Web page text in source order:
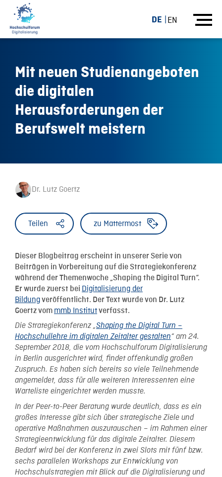
DE EN
Mit neuen Studienangeboten
die digitalen
Herausforderungen der
Berufswelt meistern
Dr. Lutz Goertz
Teilen zu Mattermost
Dieser Blogbeitrag erscheint in unserer Serie von
Beiträgen in Vorbereitung auf die Strategiekonferenz
während der Themenwoche „Shaping the Digital Turn“.
Er wurde zuerst bei Digitalisierung der
Bildungveröffentlicht. Der Text wurde von Dr. Lutz
Goertz vom mmb Institutverfasst.
Die Strategiekonferenz „Shaping the Digital Turn –
Hochschullehre im digitalen Zeitalter gestalten“ am 24.
September 2018, die vom Hochschulforum Digitalisierung
in Berlin ausgerichtet wird, findet offenkundig großen
Zuspruch. Es haben sich bereits so viele Teilnehmende
angemeldet, dass für alle weiteren Interessenten eine
Warteliste eingerichtet werden musste.
In der Peer-to-Peer Beratung wurde deutlich, dass es ein
großes Interesse gibt sich über strategische Ziele und
operative Maßnahmen auszutauschen – im Rahmen einer
Strategieentwicklung für das digitale Zeitalter. Diesem
Bedarf wird bei der Konferenz in zwei Slots mit fünf bzw.
sechs parallelen Workshops zur Entwicklung von
Hochschulstrategien mit Blick auf die Digitalisierung und